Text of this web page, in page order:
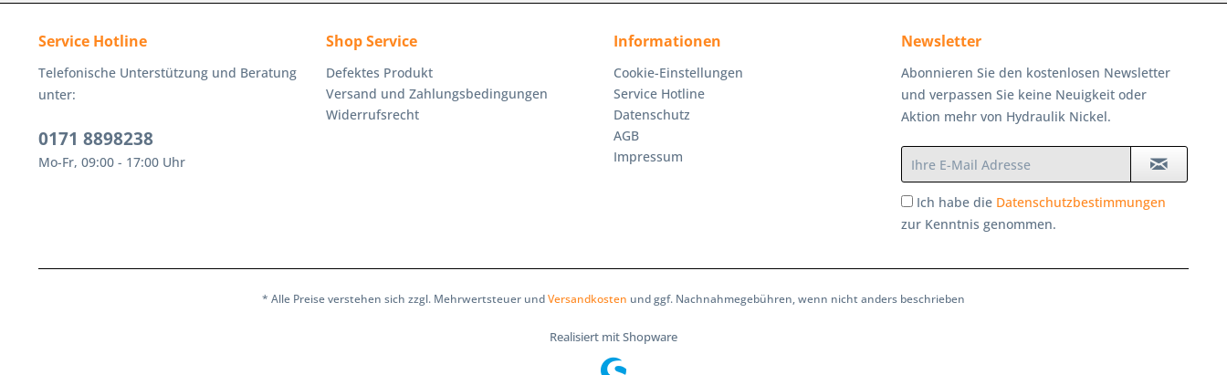
Service Hotline
Telefonische Unterstützung und Beratung
unter:
0171 8898238
Mo-Fr, 09:00 - 17:00 Uhr
Shop Service
Defektes Produkt
Versand und Zahlungsbedingungen
Widerrufsrecht
Informationen
Cookie-Einstellungen
Service Hotline
Datenschutz
AGB
Impressum
Newsletter
Abonnieren Sie den kostenlosen Newsletter
und verpassen Sie keine Neuigkeit oder
Aktion mehr von Hydraulik Nickel.
Ich habe die Datenschutzbestimmungen
zur Kenntnis genommen.
* Alle Preise verstehen sich zzgl. Mehrwertsteuer undVersandkosten und ggf. Nachnahmegebühren, wenn nicht anders beschrieben
Realisiert mit Shopware